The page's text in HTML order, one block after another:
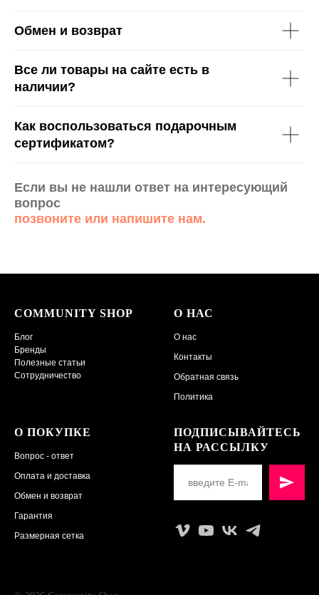
Обмен и возврат
Все ли товары на сайте есть в
наличии?
Как воспользоваться подарочным
сертификатом?
Если вы не нашли ответ на интересующий
вопрос
позвоните или напишите нам.
COMMUNITY SHOP
Блог
Бренды
Полезные статьи
Сотрудничество
О НАС
О нас
Контакты
Обратная связь
Политика
О ПОКУПКЕ
Вопрос - ответ
Оплата и доставка
Обмен и возврат
Гарантия
Размерная сетка
ПОДПИСЫВАЙТЕСЬ
НА РАССЫЛКУ